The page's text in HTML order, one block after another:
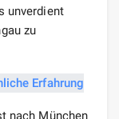
unverdient
zu
nach München